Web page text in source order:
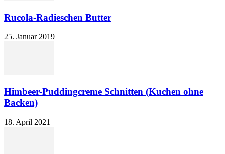
Rucola-Radieschen Butter
25. Januar 2019
Himbeer-Puddingcreme Schnitten (Kuchen ohne
Backen)
18. April 2021